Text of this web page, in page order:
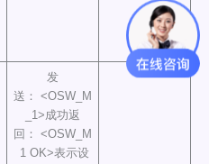
发
送： <OSW_M
_1>成功返
回： <OSW_M
1 OK>表示设